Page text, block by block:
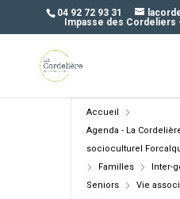
04 92 72 93 31
Impasse des Cordeliers
Accueil
Agenda - La
socioculturel
Familles
Inter-
Seniors
Vie